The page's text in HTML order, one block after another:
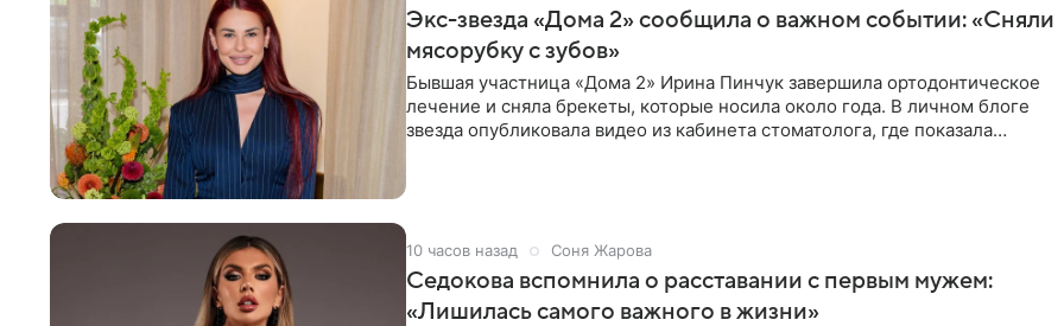
Экс-звезда «Дома 2» сообщила о важном событии: «Сняли
мясорубку с зубов»
Бывшая участница «Дома 2» Ирина Пинчук завершила ортодонтическое
лечение и сняла брекеты, которые носила около года. В личном блоге
звезда опубликовала видео из кабинета стоматолога, где показала
10 часов назад Соня Жарова
Седокова вспомнила о расставании с первым мужем:
«Лишилась самого важного в жизни»